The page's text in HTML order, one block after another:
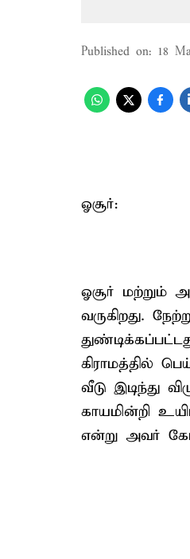
Published on: 18
ஓசூர்:
ஓசூர் மற்றும்
வருகிறது.
கிராமத்தில்
வீடு இடிந்து
காயமின்றி
என்று அவர்